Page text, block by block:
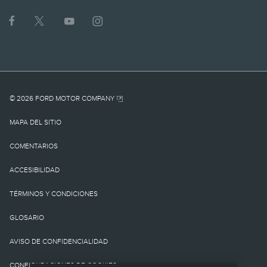
1.
cargo por
destino/entrega como
tampoco cargos o
impuestos
gubernamentales ni
cargos por
financiamiento, cargo de
procesamiento de la
© 2026 FORD MOTOR COMPANY
MAPA DEL SITIO
COMENTARIOS
ACCESIBILIDAD
TÉRMINOS Y CONDICIONES
GLOSARIO
AVISO DE CONFIDENCIALIDAD
CONFIGURACIONES DE COOKIES